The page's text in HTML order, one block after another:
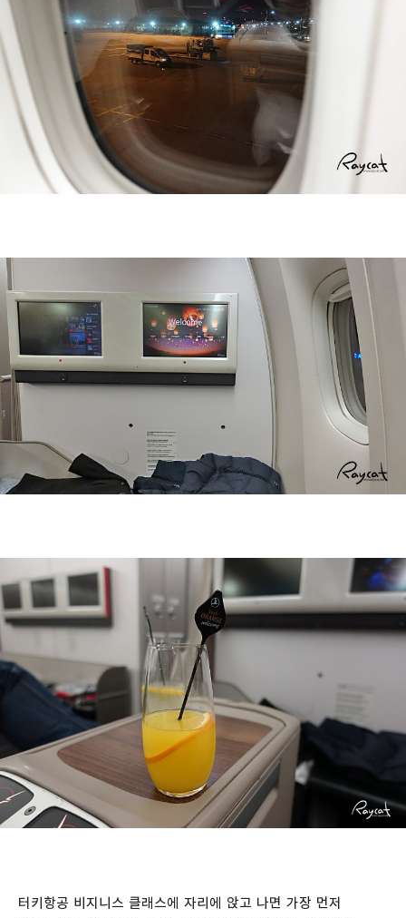
터키항공 비지니스 클래스에 자리에 앉고 나면 가장 먼저